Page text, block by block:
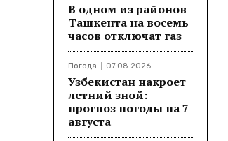
В одном из районов
Ташкента на восемь
часов отключат газ
Погода 07.08.2026
Узбекистан накроет
летний зной:
прогноз погоды на 7
августа